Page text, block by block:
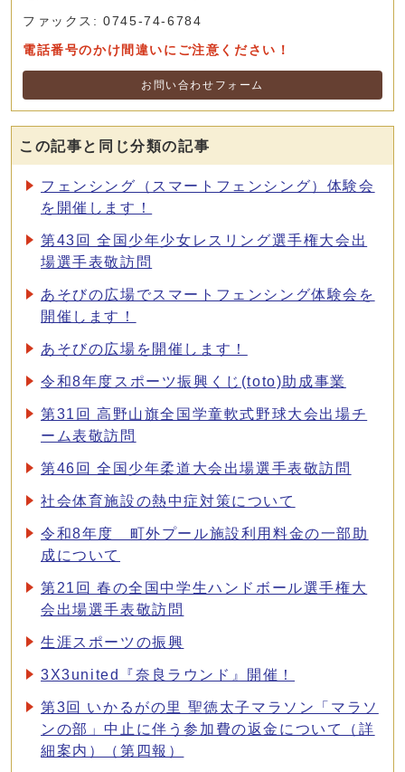
ファックス: 0745-74-6784
電話番号のかけ間違いにご注意ください！
お問い合わせフォーム
この記事と同じ分類の記事
フェンシング（スマートフェンシング）体験会
を開催します！
第43回 全国少年少女レスリング選手権大会出
場選手表敬訪問
あそびの広場でスマートフェンシング体験会を
開催します！
あそびの広場を開催します！
令和8年度スポーツ振興くじ(toto)助成事業
第31回 高野山旗全国学童軟式野球大会出場チ
ーム表敬訪問
第46回 全国少年柔道大会出場選手表敬訪問
社会体育施設の熱中症対策について
令和8年度 町外プール施設利用料金の一部助
成について
第21回 春の全国中学生ハンドボール選手権大
会出場選手表敬訪問
生涯スポーツの振興
3X3united『奈良ラウンド』開催！
第3回 いかるがの里 聖徳太子マラソン「マラソ
ンの部」中止に伴う参加費の返金について（詳
細案内）（第四報）